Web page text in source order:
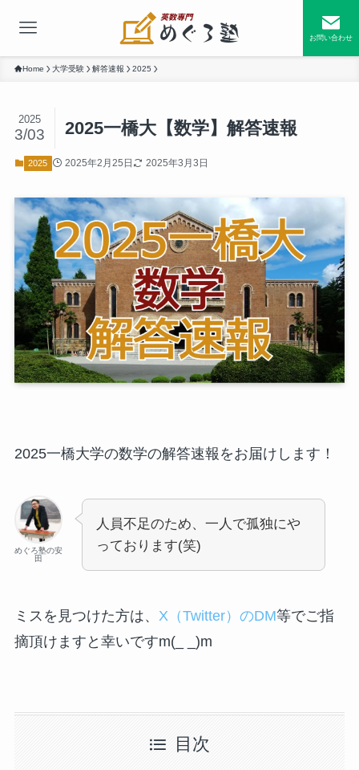
お問い合わせ
Home 大学受験 解答速報 2025
2025一橋大【数学】解答速報
2025
3/03
2025 2025年2月25日 2025年3月3日
2025一橋大学の数学の解答速報をお届けします！
めぐろ塾の安
田
人員不足のため、一人で孤独にや
っております(笑)
ミスを見つけた方は、 X（Twitter）のDM等でご指
摘頂けますと幸いですm(_ _)m
目次